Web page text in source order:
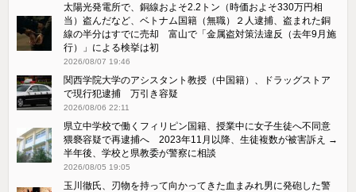
太陽光発電所で、銅線およそ2.2トン（時価およそ330万円相
当）盗んだなど、ベトナム国籍（無職）２人逮捕、盗まれた銅
線の半分はすでに売却 富山で「金属盗対策法違反（去年9月施
行）」による検挙は初
2026/08/07 19:46
関西学院大学のアシスタント教授（中国籍）、ドラッグストア
で現行犯逮捕 万引き容疑
2026/08/06 22:11
県立中学校で働くフィリピン国籍、授業中に女子生徒へ不同意
猥褻容疑で再逮捕へ 2023年11月以降、生徒複数が被害訴え →
半年後、学校と県教委が警察に相談
2026/08/05 19:05
玉川徹氏、刃物を持って向かってきた血まみれ男に発砲した警